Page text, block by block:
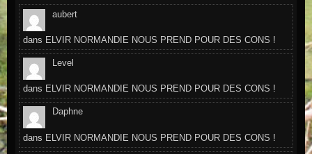
aubert
dans ELVIR NORMANDIE NOUS PREND POUR DES CONS !
Level
dans ELVIR NORMANDIE NOUS PREND POUR DES CONS !
Daphne
dans ELVIR NORMANDIE NOUS PREND POUR DES CONS !